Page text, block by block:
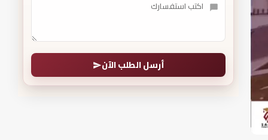
أرسل الطلب الآن